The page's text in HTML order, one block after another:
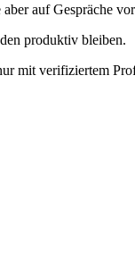
auf Gespräche
produktiv bleiben.
mit verifiziertem